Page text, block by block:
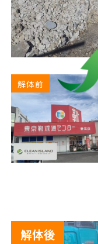
解体前
解体後